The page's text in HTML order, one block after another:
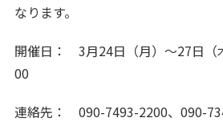
なります。
開催日： 3月24日（月）～27日
00
連絡先： 090-7493-2200、090-